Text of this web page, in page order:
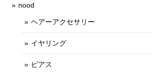
nood
ヘアーアクセサリー
イヤリング
ピアス